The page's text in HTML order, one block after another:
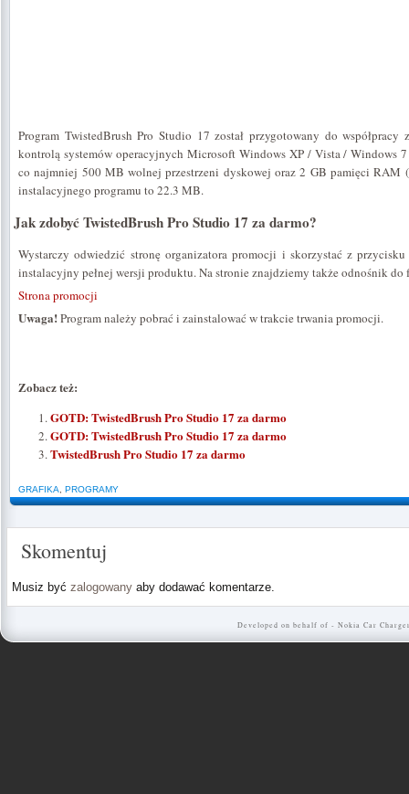
Program TwistedBrush Pro Studio 17 został przygotowany do
kontrolą systemów operacyjnych Microsoft Windows XP / Vista / Windows
co najmniej 500 MB wolnej przestrzeni dyskowej oraz 2 GB pamięci
instalacyjnego programu to 22.3 MB.
Jak zdobyć TwistedBrush Pro Studio 17 za darmo?
Wystarczy odwiedzić stronę organizatora promocji i skorzystać z
instalacyjny pełnej wersji produktu. Na stronie znajdziemy także odnośnik do
Strona promocji
Uwaga!Program należy pobrać i zainstalować w trakcie trwania promocji.
Zobacz też:
GOTD: TwistedBrush Pro Studio 17 za darmo
GOTD: TwistedBrush Pro Studio 17 za darmo
TwistedBrush Pro Studio 17 za darmo
GRAFIKA PROGRAMY
Skomentuj
Musiz być zalogowany aby dodawać komentarze.
Developed on behalf of - Nokia Car